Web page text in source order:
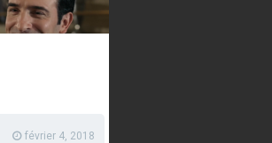
février 4, 2018